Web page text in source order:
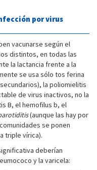
por virus
vacunarse según el
distintos, en todas las
la lactancia frente a la
se usa sólo tos ferina
la poliomielitis
de virus inactivos, no la
B, el hemofilus b, el
(aunque las hay por
se ponen
triple vírica).
deberían
y la varicela: